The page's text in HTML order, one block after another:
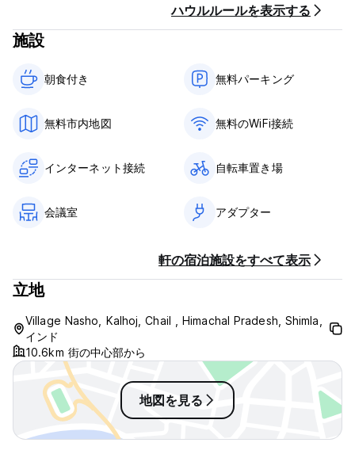
Non-smoking in the room but have a smoking area.
ハウルルールを表示する
施設
朝食付き‎ 無料パーキング
無料市内地図 無料のWiFi接続
インターネット接続 自転車置き場
会議室 アダプター
軒の宿泊施設をすべて表示
立地
Village Nasho, Kalhoj, Chail , Himachal Pradesh, Shimla,
インド
10.6km 街の中心部から
地図を見る